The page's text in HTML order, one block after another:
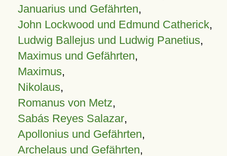
Januarius und Gefährten,
John Lockwood und Edmund Catherick,
Ludwig Ballejus und Ludwig Panetius,
Maximus und Gefährten,
Maximus,
Nikolaus,
Romanus von Metz,
Sabás Reyes Salazar,
Apollonius und Gefährten,
Archelaus und Gefährten,